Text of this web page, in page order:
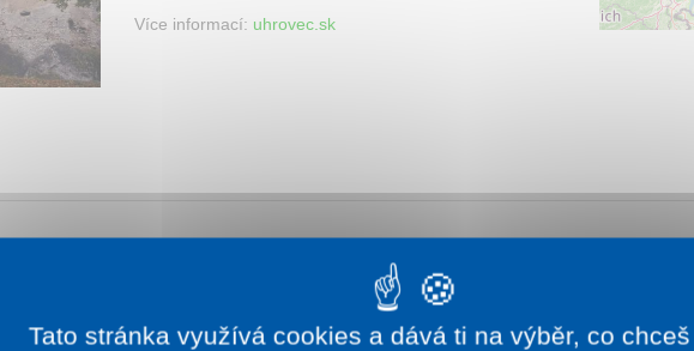
Více informací: uhrovec.sk
Tato stránka využívá cookies a dává ti na výběr, co